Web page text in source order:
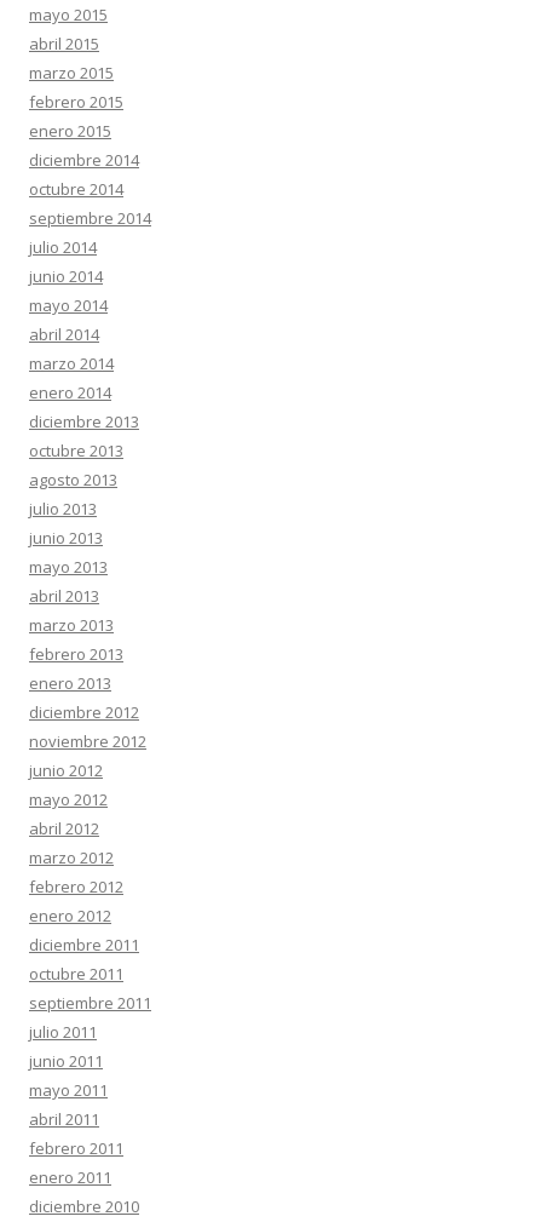
mayo 2015
abril 2015
marzo 2015
febrero 2015
enero 2015
diciembre 2014
octubre 2014
septiembre 2014
julio 2014
junio 2014
mayo 2014
abril 2014
marzo 2014
enero 2014
diciembre 2013
octubre 2013
agosto 2013
julio 2013
junio 2013
mayo 2013
abril 2013
marzo 2013
febrero 2013
enero 2013
diciembre 2012
noviembre 2012
junio 2012
mayo 2012
abril 2012
marzo 2012
febrero 2012
enero 2012
diciembre 2011
octubre 2011
septiembre 2011
julio 2011
junio 2011
mayo 2011
abril 2011
febrero 2011
enero 2011
diciembre 2010